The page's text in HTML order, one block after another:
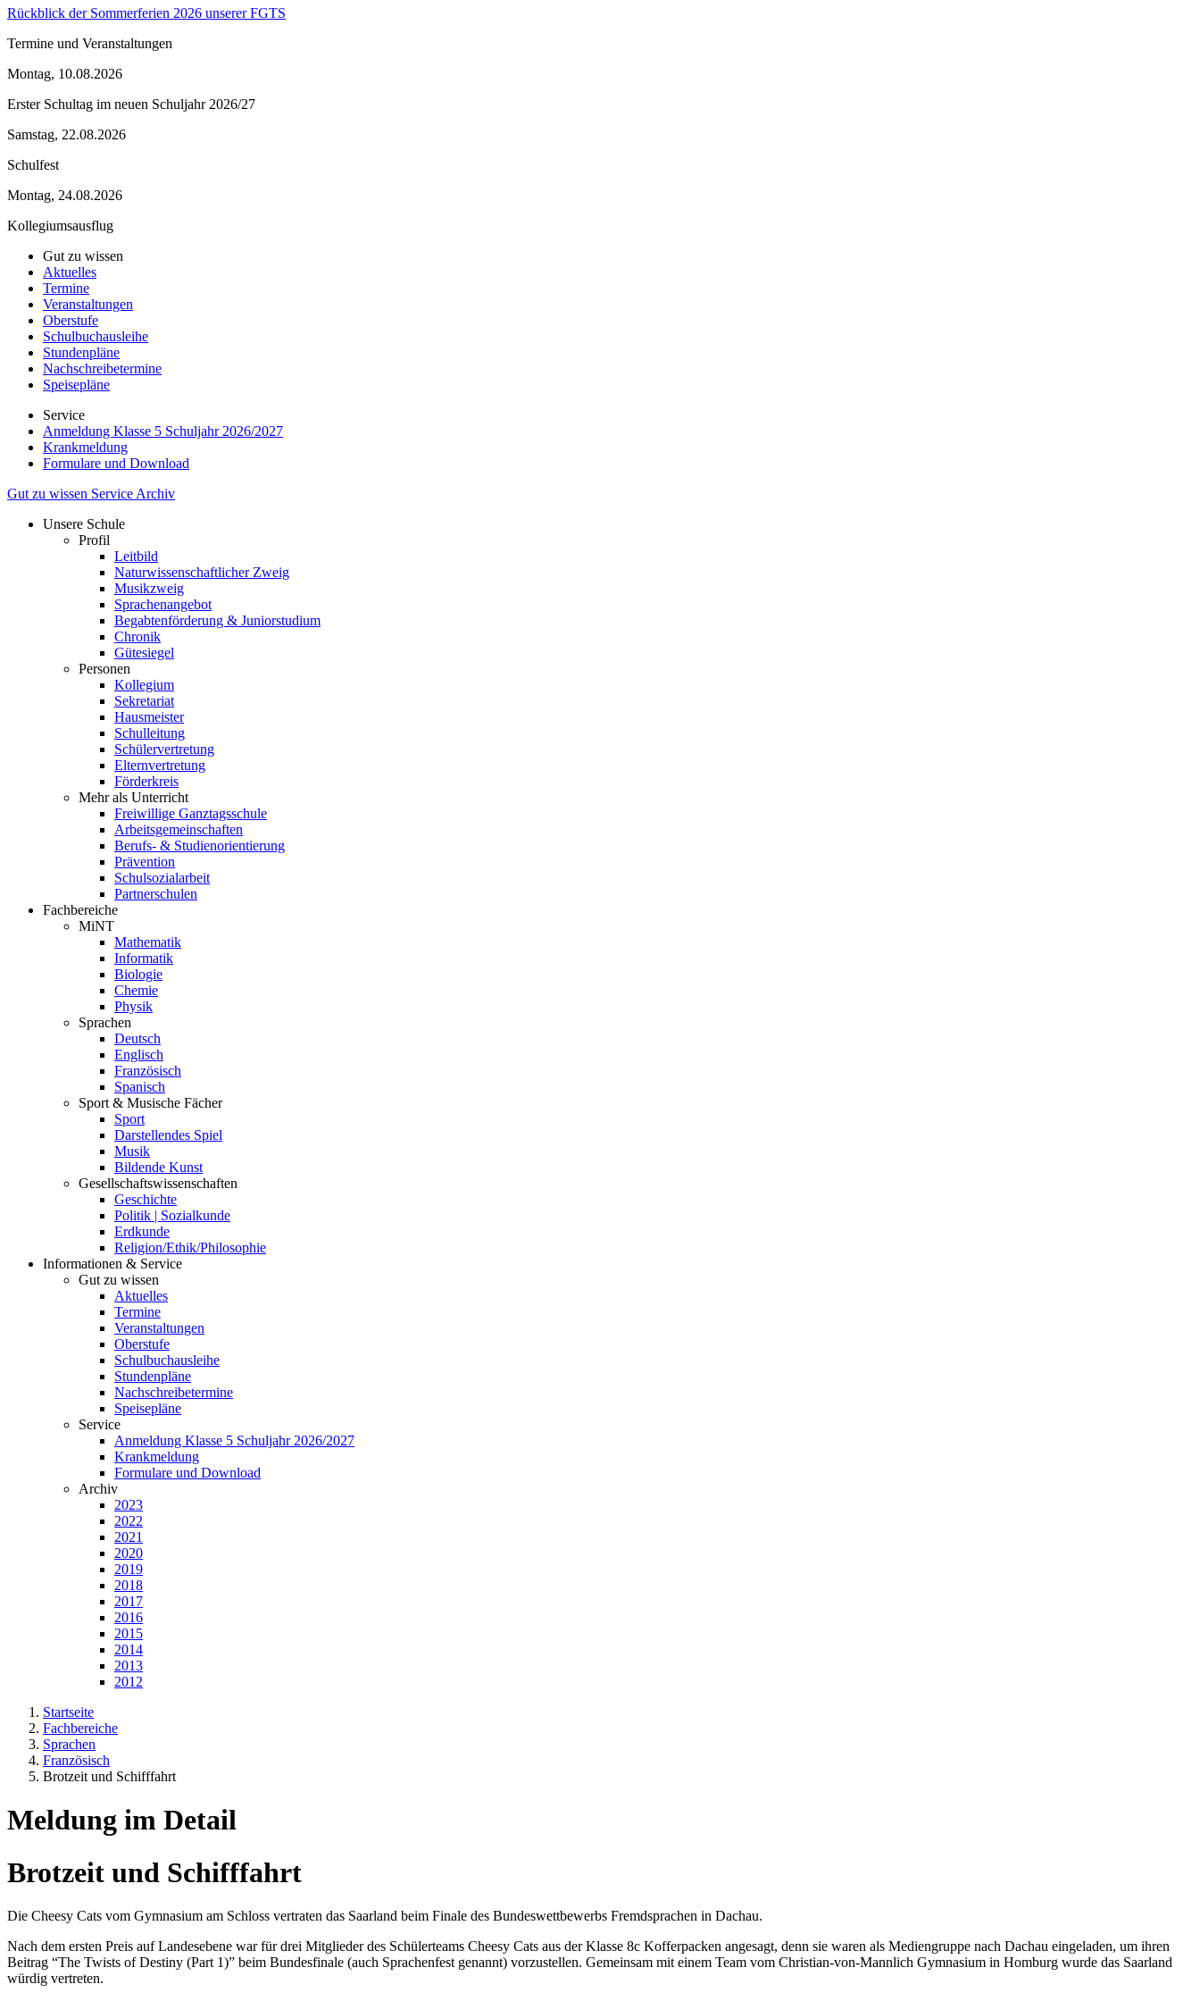
Rückblick der Sommerferien 2026 unserer FGTS
Termine und Veranstaltungen
Montag, 10.08.2026
Erster Schultag im neuen Schuljahr 2026/27
Samstag, 22.08.2026
Schulfest
Montag, 24.08.2026
Kollegiumsausflug
Gut zu wissen
Aktuelles
Termine
Veranstaltungen
Oberstufe
Schulbuchausleihe
Stundenpläne
Nachschreibetermine
Speisepläne
Service
Anmeldung Klasse 5 Schuljahr 2026/2027
Krankmeldung
Formulare und Download
Gut zu wissen Service Archiv
Unsere Schule
Profil
Leitbild
Naturwissenschaftlicher Zweig
Musikzweig
Sprachenangebot
Begabtenförderung & Juniorstudium
Chronik
Gütesiegel
Personen
Kollegium
Sekretariat
Hausmeister
Schulleitung
Schülervertretung
Elternvertretung
Förderkreis
Mehr als Unterricht
Freiwillige Ganztagsschule
Arbeitsgemeinschaften
Berufs- & Studienorientierung
Prävention
Schulsozialarbeit
Partnerschulen
Fachbereiche
MiNT
Mathematik
Informatik
Biologie
Chemie
Physik
Sprachen
Deutsch
Englisch
Französisch
Spanisch
Sport & Musische Fächer
Sport
Darstellendes Spiel
Musik
Bildende Kunst
Gesellschaftswissenschaften
Geschichte
Politik | Sozialkunde
Erdkunde
Religion/Ethik/Philosophie
Informationen & Service
Gut zu wissen
Aktuelles
Termine
Veranstaltungen
Oberstufe
Schulbuchausleihe
Stundenpläne
Nachschreibetermine
Speisepläne
Service
Anmeldung Klasse 5 Schuljahr 2026/2027
Krankmeldung
Formulare und Download
Archiv
2023
2022
2021
2020
2019
2018
2017
2016
2015
2014
2013
2012
Startseite
Fachbereiche
Sprachen
Französisch
Brotzeit und Schifffahrt
Meldung im Detail
Brotzeit und Schifffahrt
Die Cheesy Cats vom Gymnasium am Schloss vertraten das Saarland beim Finale des Bundeswettbewerbs Fremdsprachen in Dachau.
Nach dem ersten Preis auf Landesebene war für drei Mitglieder des Schülerteams Cheesy Cats aus der Klasse 8c Kofferpacken angesagt, denn sie waren als Mediengruppe nach Dachau eingeladen, um ihren
Beitrag “The Twists of Destiny (Part 1)” beim Bundesfinale (auch Sprachenfest genannt) vorzustellen. Gemeinsam mit einem Team vom Christian-von-Mannlich Gymnasium in Homburg wurde das Saarland
würdig vertreten.